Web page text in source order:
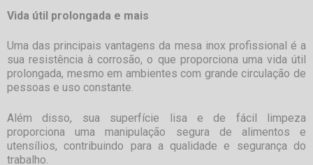
Vida útil prolongada e mais
Uma das principais vantagens da mesa inox profissional é a
sua resistência à corrosão, o que proporciona uma vida útil
prolongada, mesmo em ambientes com grande circulação de
pessoas e uso constante.
Além disso, sua superfície lisa e de fácil limpeza
proporciona uma manipulação segura de alimentos e
utensílios, contribuindo para a qualidade e segurança do
trabalho.